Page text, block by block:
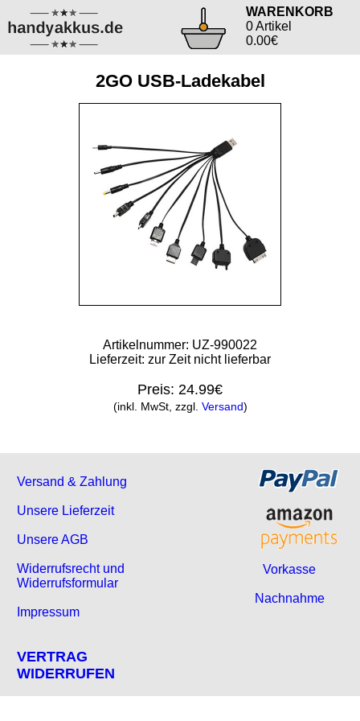
WARENKORB
0 Artikel
0.00€
2GO USB-Ladekabel
Artikelnummer: UZ-990022
Lieferzeit: zur Zeit nicht lieferbar
Preis: 24.99€
(inkl. MwSt, zzgl. Versand)
Versand & Zahlung
Unsere Lieferzeit
Unsere AGB
Widerrufsrecht und
Widerrufsformular
Impressum
VERTRAG
WIDERRUFEN
Vorkasse
Nachnahme